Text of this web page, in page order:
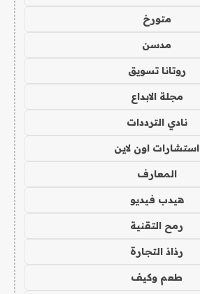
متورخ
مدسن
روتانا تسويق
مجلة الابداع
نادي الترددات
استشارات اون لاين
المعارف
هيدب فيديو
رمح التقنية
رذاذ التجارة
طعم وكيف